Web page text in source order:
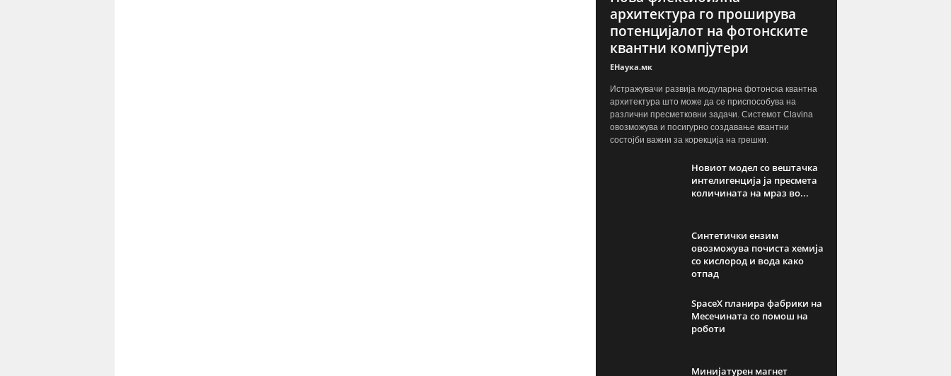
архитектура го проширува
потенцијалот на фотонските
квантни компјутери
ЕНаука.мк
Истражувачи развија модуларна фотонска квантна
архитектура што може да се приспособува на
различни пресметковни задачи. Системот Clavina
овозможува и посигурно создавање квантни
состојби важни за корекција на грешки.
Новиот модел со вештачка
интелигенција ја пресмета
количината на мраз во...
Синтетички ензим
овозможува почиста хемија
со кислород и вода како
отпад
SpaceX планира фабрики на
Месечината со помош на
роботи
Минијатурен магнет